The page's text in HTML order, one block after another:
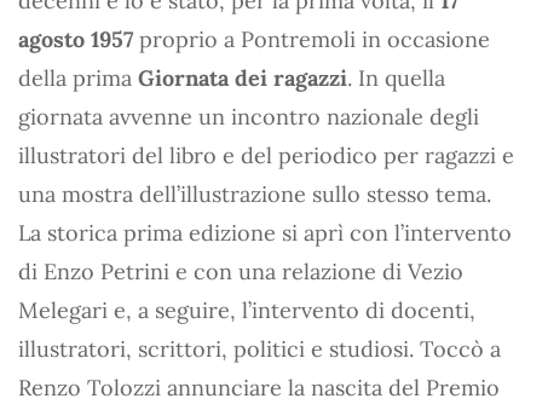
agosto 1957 proprio a Pontremoli in occasione
della prima Giornata dei ragazzi. In quella
giornata avvenne un incontro nazionale degli
illustratori del libro e del periodico per ragazzi e
una mostra dell’illustrazione sullo stesso tema.
La storica prima edizione si aprì con l’intervento
di Enzo Petrini e con una relazione di Vezio
Melegari e, a seguire, l’intervento di docenti,
illustratori, scrittori, politici e studiosi. Toccò a
Renzo Tolozzi annunciare la nascita del Premio